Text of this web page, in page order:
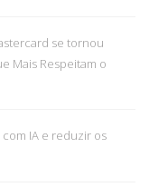
se tornou
Mais Respeitam o
IA e reduzir os